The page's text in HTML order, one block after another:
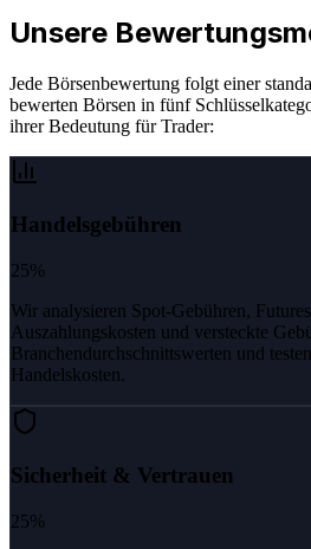
Unsere
Jede Börsenbewertung folgt einer
bewerten Börsen in fünf
ihrer Bedeutung für Trader:
Handelsgebühren
25%
Wir analysieren Spot-Gebühren,
Auszahlungskosten und versteckte
Branchendurchschnittswerten und
Handelskosten.
Sicherheit & Vertrauen
25%